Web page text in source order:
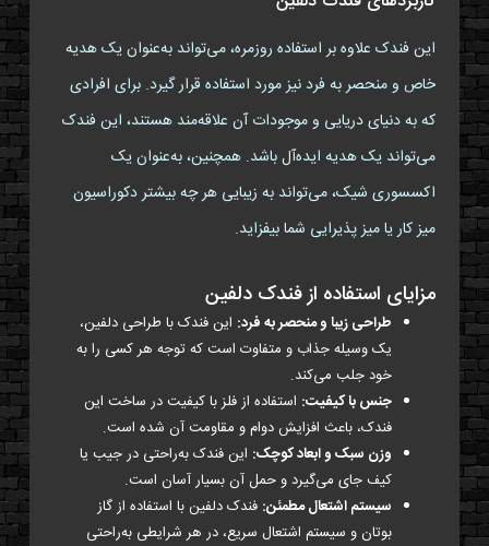
این فندک علاوه بر استفاده روزمره، می‌تواند به‌عنوان یک هدیه
خاص و منحصر به فرد نیز مورد استفاده قرار گیرد. برای افرادی
که به دنیای دریایی و موجودات آن علاقه‌مند هستند، این فندک
می‌تواند یک هدیه ایده‌آل باشد. همچنین، به‌عنوان یک
اکسسوری شیک، می‌تواند به زیبایی هر چه بیشتر دکوراسیون
میز کار یا میز پذیرایی شما بیفزاید.
مزایای استفاده از فندک دلفین
طراحی زیبا و منحصر به فرد: این فندک با طراحی دلفین،
یک وسیله جذاب و متفاوت است که توجه هر کسی را به
خود جلب می‌کند.
جنس با کیفیت: استفاده از فلز با کیفیت در ساخت این
فندک، باعث افزایش دوام و مقاومت آن شده است.
وزن سبک و ابعاد کوچک: این فندک به‌راحتی در جیب یا
کیف جای می‌گیرد و حمل آن بسیار آسان است.
سیستم اشتعال مطمئن: فندک دلفین با استفاده از گاز
بوتان و سیستم اشتعال سریع، در هر شرایطی به‌راحتی